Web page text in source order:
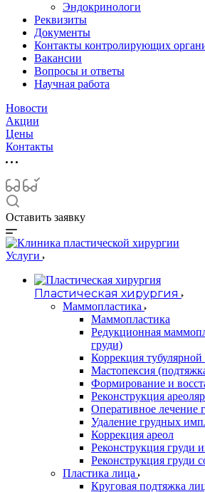
Эндокринологи
Реквизиты
Документы
Контакты контролирующих
Вакансии
Вопросы и ответы
Научная работа
Новости
Акции
Цены
Контакты
Оставить заявку
Услуги
Пластическая хирургия
Маммопластика
Маммопластика
Редукционная
груди)
Коррекция
Мастопексия
Формирование и
Реконструкция
Оперативное лечение
Удаление грудных
Коррекция ареол
Реконструкция груди
Реконструкция груди
Пластика лица
Круговая подтяжка